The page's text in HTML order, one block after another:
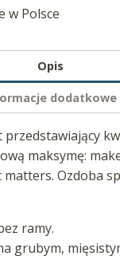
w Polsce
Opis
dodatkowe
maksymę:
Ozdoba
ramy.
grubym,